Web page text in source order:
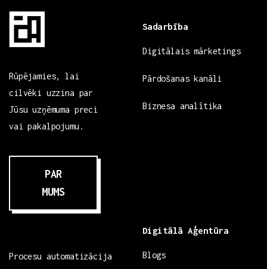
Rūpējamies, lai
cilvēki uzzina par
Jūsu uzņēmuma preci
vai pakalpojumu.
PAR
MUMS
Sadarbība
Digitālais mārketings
Pārdošanas kanāli
Biznesa analītika
Procesu automatizācija
Digitālā Aģentūra
Blogs